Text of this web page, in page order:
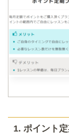
1. ポイント